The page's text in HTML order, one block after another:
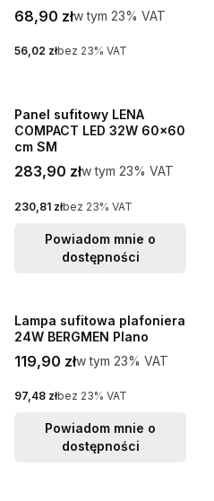
Cena brutto
68,90 złw tym %s VAT
w tym 23% VAT
Cena netto
56,02 złbez 23% VAT
Panel sufitowy LENA
COMPACT LED 32W 60x60
cm SM
Cena brutto
283,90 złw tym %s VAT
w tym 23% VAT
Cena netto
230,81 złbez 23% VAT
Powiadom mnie o
dostępności
Lampa sufitowa plafoniera
24W BERGMEN Plano
Cena brutto
119,90 złw tym %s VAT
w tym 23% VAT
Cena netto
97,48 złbez 23% VAT
Powiadom mnie o
dostępności